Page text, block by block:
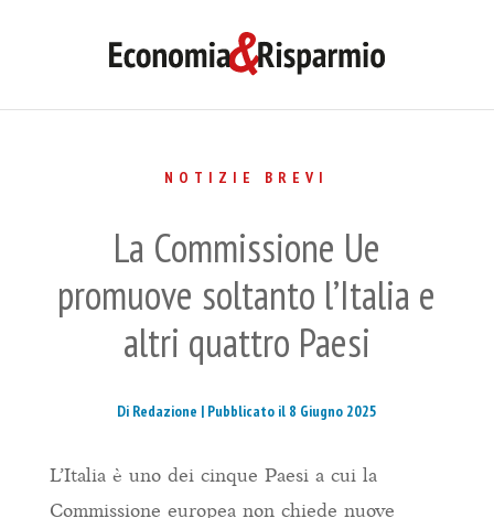
NOTIZIE BREVI
La Commissione Ue
promuove soltanto l’Italia e
altri quattro Paesi
Di Redazione | Pubblicato il 8 Giugno 2025
L’Italia è uno dei cinque Paesi a cui la
Commissione europea non chiede nuove